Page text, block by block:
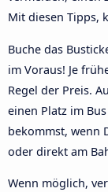
Mit diesen Tipps,
Buche das
im Voraus! Je
Regel der Preis.
einen Platz im
bekommst, wenn
oder direkt am
Wenn möglich,